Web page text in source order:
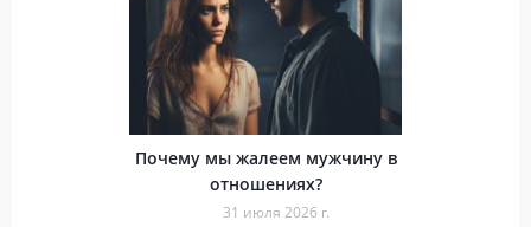
Почему мы жалеем мужчину в
отношениях?
31 июля 2026 г.